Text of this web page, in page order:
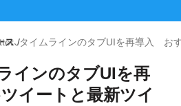
ス、タイムラインのタブUIを再導入 お
インのタブUIを再
イートと最新ツイ